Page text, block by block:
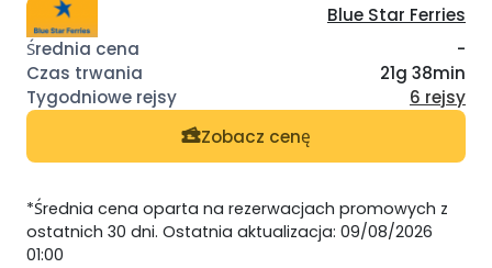
Blue Star Ferries
-
21g 38min
6 rejsy
Zobacz cenę
*Średnia cena oparta na rezerwacjach promowych z
ostatnich 30 dni. Ostatnia aktualizacja: 09/08/2026
01:00